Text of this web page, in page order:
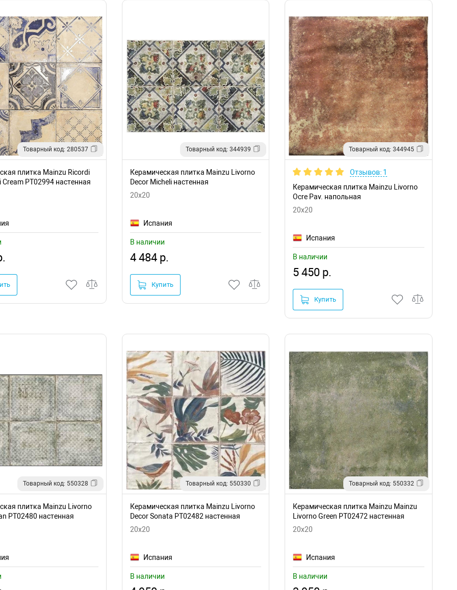
Товарный код: 280537
плитка Mainzu Ricordi
Cream PT02994 настенная
Товарный код: 344939
Керамическая плитка Mainzu Livorno
Decor Micheli настенная
20x20
Испания
В наличии
4 484 р.
Купить
Товарный код: 344945
Отзывов: 1
Керамическая плитка Mainzu Livorno
Ocre Pav. напольная
20x20
Испания
В наличии
5 450 р.
Купить
Товарный код: 550328
плитка Mainzu Livorno
PT02480 настенная
Товарный код: 550330
Керамическая плитка Mainzu Livorno
Decor Sonata PT02482 настенная
20x20
Испания
В наличии
Товарный код: 550332
Керамическая плитка Mainzu Mainzu
Livorno Green PT02472 настенная
20x20
Испания
В наличии